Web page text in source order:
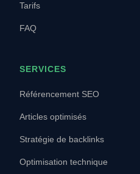
Tarifs
FAQ
SERVICES
Référencement SEO
Articles optimisés
Stratégie de backlinks
Optimisation technique